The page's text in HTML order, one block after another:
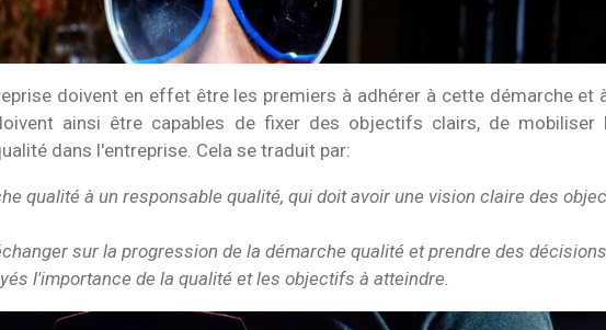
doivent en effet être les premiers à adhérer à cette démarche et
ainsi être capables de fixer des objectifs clairs, de mobiliser
dans l'entreprise. Cela se traduit par:
qualité à un responsable qualité, qui doit avoir une vision claire des
sur la progression de la démarche qualité et prendre des
l'importance de la qualité et les objectifs à atteindre.